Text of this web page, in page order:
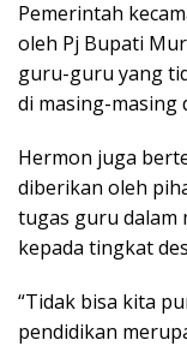
Pemerintah
oleh Pj Bupati
guru-guru yang
di masing-masing
Hermon juga
diberikan oleh
tugas guru dalam
kepada tingkat
“Tidak bisa kita
pendidikan